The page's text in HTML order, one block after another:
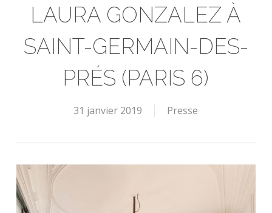
LAURA GONZALEZ À
SAINT-GERMAIN-DES-
PRÉS (PARIS 6)
31 janvier 2019 Presse